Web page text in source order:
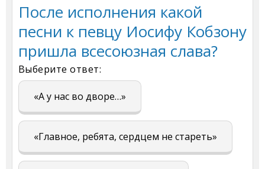
После исполнения какой
песни к певцу Иосифу Кобзону
пришла всесоюзная слава?
Выберите ответ:
«А у нас во дворе…»
«Главное, ребята, сердцем не стареть»